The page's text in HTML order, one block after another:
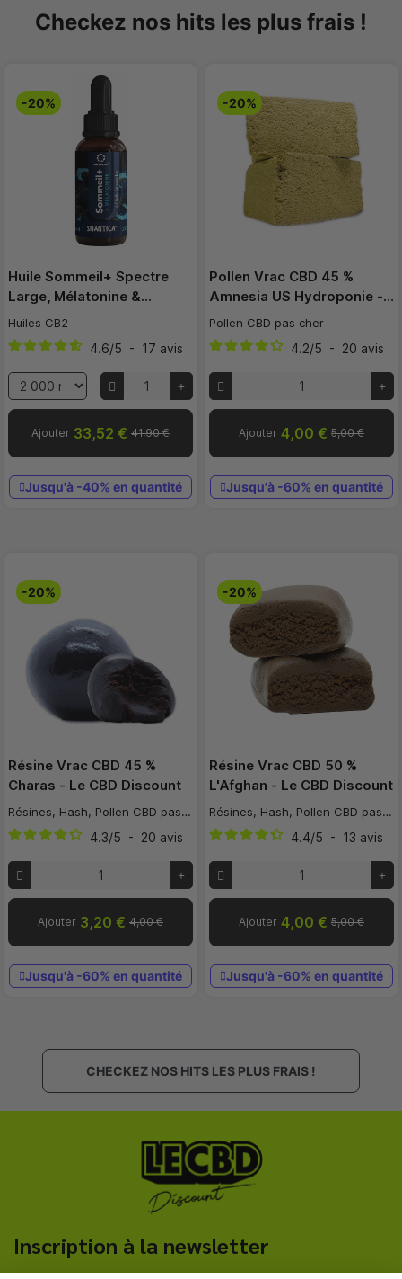
Checkez nos hits les plus frais !
-20%
Huile Sommeil+ Spectre
Large, Mélatonine &…
Huiles CB2
4.6/5 - 17 avis
Ajouter 33,52 € 41,90 €
Jusqu'à -40% en quantité
-20%
Pollen Vrac CBD 45 %
Amnesia US Hydroponie -…
Pollen CBD pas cher
4.2/5 - 20 avis
Ajouter 4,00 € 5,00 €
Jusqu'à -60% en quantité
-20%
Résine Vrac CBD 45 %
Charas - Le CBD Discount
Résines, Hash, Pollen CBD pas cher
4.3/5 - 20 avis
Ajouter 3,20 € 4,00 €
Jusqu'à -60% en quantité
-20%
Résine Vrac CBD 50 %
L'Afghan - Le CBD Discount
Résines, Hash, Pollen CBD pas cher
4.4/5 - 13 avis
Ajouter 4,00 € 5,00 €
Jusqu'à -60% en quantité
CHECKEZ NOS HITS LES PLUS FRAIS !
Inscription à la newsletter